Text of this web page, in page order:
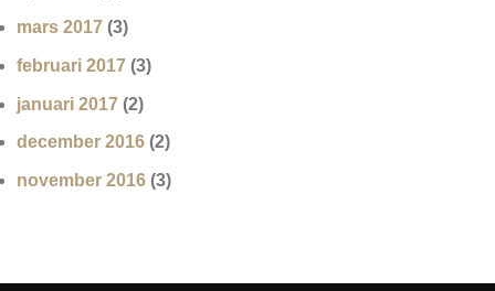
mars 2017 (3)
februari 2017 (3)
januari 2017 (2)
december 2016 (2)
november 2016 (3)